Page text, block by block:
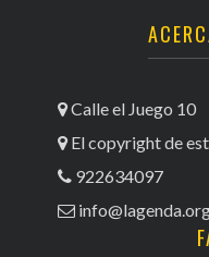
Calle el Juego 10
El copyright de
922634097